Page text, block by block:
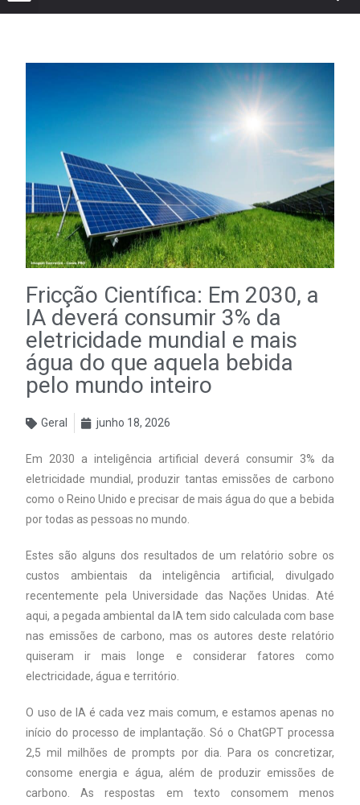
Fricção Científica: Em 2030, a
IA deverá consumir 3% da
eletricidade mundial e mais
água do que aquela bebida
pelo mundo inteiro
Geral junho 18, 2026
Em 2030 a inteligência artificial deverá consumir 3% da
eletricidade mundial, produzir tantas emissões de carbono
como o Reino Unido e precisar de mais água do que a bebida
por todas as pessoas no mundo.
Estes são alguns dos resultados de um relatório sobre os
custos ambientais da inteligência artificial, divulgado
recentemente pela Universidade das Nações Unidas. Até
aqui, a pegada ambiental da IA tem sido calculada com base
nas emissões de carbono, mas os autores deste relatório
quiseram ir mais longe e considerar fatores como
electricidade, água e território.
O uso de IA é cada vez mais comum, e estamos apenas no
início do processo de implantação. Só o ChatGPT processa
2,5 mil milhões de prompts por dia. Para os concretizar,
consome energia e água, além de produzir emissões de
carbono. As respostas em texto consomem menos